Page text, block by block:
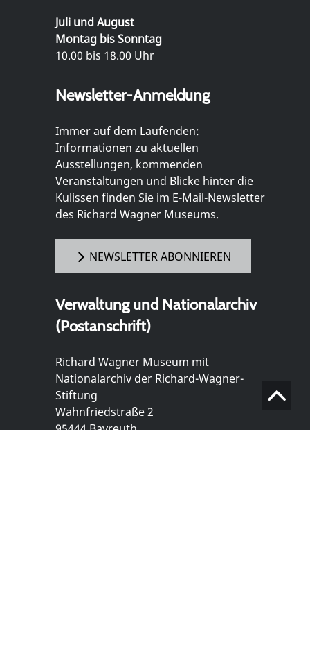
Juli und August
Montag bis Sonntag
10.00 bis 18.00 Uhr
Newsletter-Anmeldung
Immer auf dem Laufenden:
Informationen zu aktuellen
Ausstellungen, kommenden
Veranstaltungen und Blicke hinter die
Kulissen finden Sie im E-Mail-Newsletter
des Richard Wagner Museums.
NEWSLETTER ABONNIEREN
Verwaltung und Nationalarchiv
(Postanschrift)
Richard Wagner Museum mit
Nationalarchiv der Richard-Wagner-
Stiftung
Wahnfriedstraße 2
95444 Bayreuth